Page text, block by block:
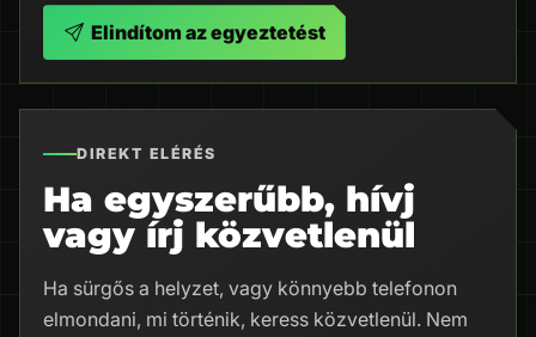
Elindítom az egyeztetést
DIREKT ELÉRÉS
Ha egyszerűbb, hívj
vagy írj közvetlenül
Ha sürgős a helyzet, vagy könnyebb telefonon
elmondani, mi történik, keress közvetlenül. Nem